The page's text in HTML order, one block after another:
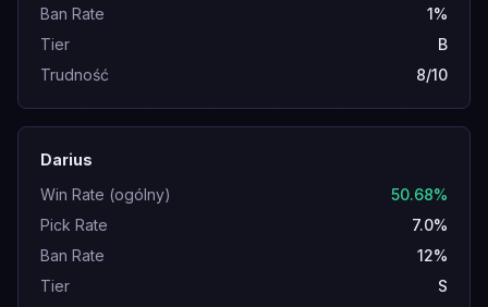
Ban Rate
1%
Tier
B
Trudność
8/10
Darius
Win Rate (ogólny)
50.68%
Pick Rate
7.0%
Ban Rate
12%
Tier
S